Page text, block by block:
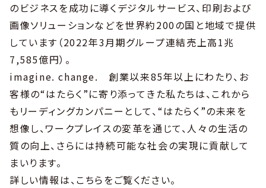
のビジネスを成功に導くデジタルサービス、印刷および
画像ソリューションなどを世界約200の国と地域で提供
しています（2022年3月期グループ連結売上高1兆
7,585億円）。
imagine. change. 創業以来85年以上にわたり、お
客様の“はたらく”に寄り添ってきた私たちは、これから
もリーディングカンパニーとして、“はたらく”の未来を
想像し、ワークプレイスの変革を通じて、人々の生活の
質の向上、さらには持続可能な社会の実現に貢献して
まいります。
詳しい情報は、こちらをご覧ください。